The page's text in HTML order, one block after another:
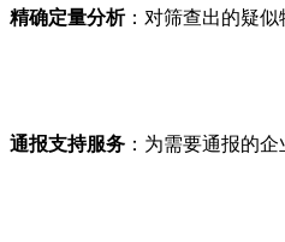
精确定量分析：对筛查出的疑
通报支持服务 ：为需要通报的